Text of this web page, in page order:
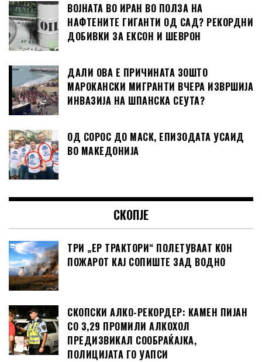
ВОЈНАТА ВО ИРАН ВО ПОЛЗА НА
НАФТЕНИТЕ ГИГАНТИ ОД САД? РЕКОРДНИ
ДОБИВКИ ЗА ЕКСОН И ШЕВРОН
ДАЛИ ОВА Е ПРИЧИНАТА ЗОШТО
МАРОКАНСКИ МИГРАНТИ ВЧЕРА ИЗВРШИЈА
ИНВАЗИЈА НА ШПАНСКА СЕУТА?
ОД СОРОС ДО МАСК, ЕПИЗОДАТА УСАИД
ВО МАКЕДОНИЈА
СКОПЈЕ
ТРИ „ЕР ТРАКТОРИ“ ПОЛЕТУВААТ КОН
ПОЖАРОТ КАЈ СОПИШТЕ ЗАД ВОДНО
СКОПСКИ АЛКО-РЕКОРДЕР: КАМЕН ПИЈАН
СО 3,29 ПРОМИЛИ АЛКОХОЛ
ПРЕДИЗВИКАЛ СООБРАЌАЈКА,
ПОЛИЦИЈАТА ГО УАПСИ